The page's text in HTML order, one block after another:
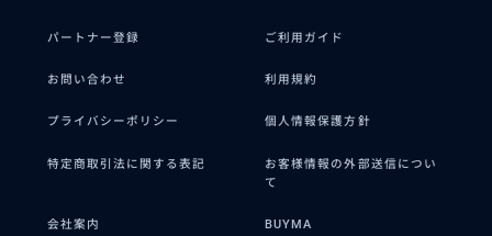
パートナー登録 ご利用ガイド
お問い合わせ 利用規約
プライバシーポリシー 個人情報保護方針
特定商取引法に関する表記
お客様情報の外部送信につい
て
会社案内 BUYMA